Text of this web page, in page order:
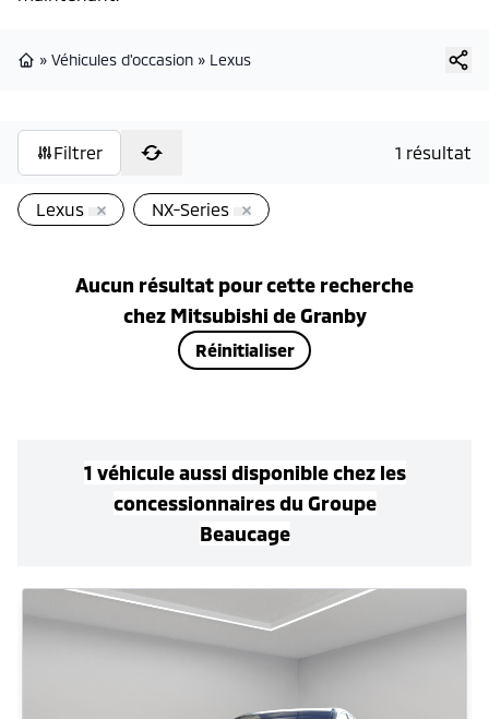
» Véhicules d'occasion » Lexus
Filtrer 1 résultat
Lexus NX-Series
Aucun résultat pour cette recherche
chez Mitsubishi de Granby
Réinitialiser
1 véhicule aussi disponible chez les
concessionnaires du Groupe
Beaucage